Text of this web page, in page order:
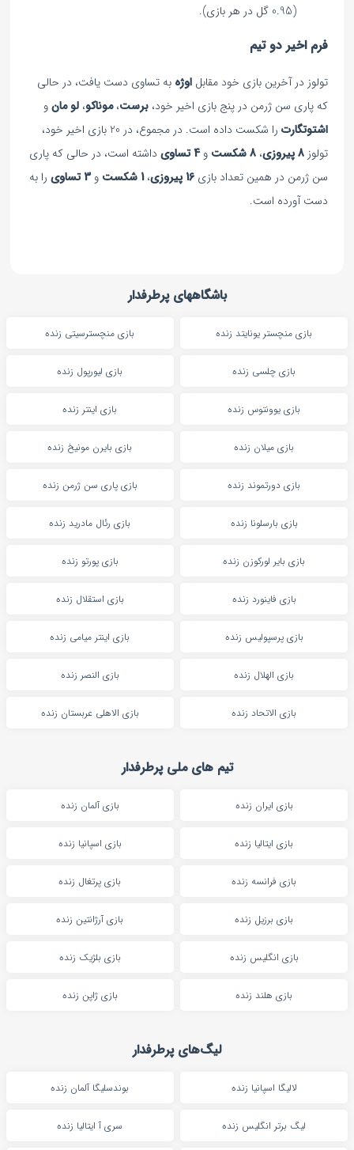
(0.95 گل در هر بازی).
فرم اخیر دو تیم
تولوز در آخرین بازی خود مقابلاوژه به تساوی دست یافت، در حالی
که پاری سن ژرمن در پنج بازی اخیر خود،برست،موناکو،لو مانو
اشتوتگارت
را شکست داده است. در مجموع، در 20 بازی اخیر خود،
تولوز8 پیروزی ،8 شکست و4 تساوی
داشته است، در حالی که پاری
سن ژرمن در همین تعداد بازی16 پیروزی ،1 شکست و3 تساوی
را به
دست آورده است.
باشگاههای پرطرفدار
بازی منچستر یونایتد زنده بازی منچسترسیتی زنده
بازی چلسی زنده بازی لیورپول زنده
بازی یوونتوس زنده بازی اینتر زنده
بازی میلان زنده بازی بایرن مونیخ زنده
بازی دورتموند زنده بازی پاری سن ژرمن زنده
بازی بارسلونا زنده بازی رئال مادرید زنده
بازی بایر لورکوزن زنده بازی پورتو زنده
بازی فاینورد زنده بازی استقلال زنده
بازی پرسپولیس زنده بازی اینتر میامی زنده
بازی الهلال زنده بازی النصر زنده
بازی الاتحاد زنده بازی الاهلی عربستان زنده
تیم های ملی پرطرفدار
بازی ایران زنده بازی آلمان زنده
بازی ایتالیا زنده بازی اسپانیا زنده
بازی فرانسه زنده بازی پرتغال زنده
بازی برزیل زنده بازی آرژانتین زنده
بازی انگلیس زنده بازی بلژیک زنده
بازی هلند زنده بازی ژاپن زنده
لیگ‌های پرطرفدار
لالیگا اسپانیا زنده بوندسلیگا آلمان زنده
لیگ برتر انگلیس زنده سری آ ایتالیا زنده